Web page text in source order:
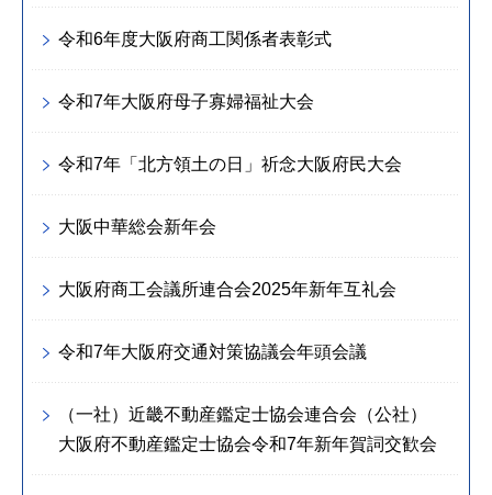
令和6年度大阪府商工関係者表彰式
令和7年大阪府母子寡婦福祉大会
令和7年「北方領土の日」祈念大阪府民大会
大阪中華総会新年会
大阪府商工会議所連合会2025年新年互礼会
令和7年大阪府交通対策協議会年頭会議
（一社）近畿不動産鑑定士協会連合会（公社）
大阪府不動産鑑定士協会令和7年新年賀詞交歓会